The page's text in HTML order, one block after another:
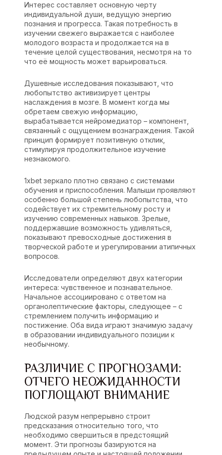
Интерес составляет основную черту
индивидуальной души, ведущую энергию
познания и прогресса. Такая потребность в
изучении свежего выражается с наиболее
молодого возраста и продолжается на в
течение целой существования, несмотря на то
что её мощность может варьироваться.
Душевные исследования показывают, что
любопытство активизирует центры
наслаждения в мозге. В момент когда мы
обретаем свежую информацию,
вырабатывается нейромедиатор – компонент,
связанный с ощущением вознаграждения. Такой
принцип формирует позитивную отклик,
стимулируя продолжительное изучение
незнакомого.
1xbet зеркало плотно связано с системами
обучения и приспособления. Малыши проявляют
особенно большой степень любопытства, что
содействует их стремительному росту и
изучению современных навыков. Зрелые,
поддержавшие возможность удивляться,
показывают превосходные достижения в
творческой работе и урегулировании атипичных
вопросов.
Исследователи определяют двух категории
интереса: чувственное и познавательное.
Начальное ассоциировано с ответом на
органолептические факторы, следующее – с
стремлением получить информацию и
постижение. Оба вида играют значимую задачу
в образовании индивидуального позиции к
необычному.
РАЗЛИЧИЕ С ПРОГНОЗАМИ:
ОТЧЕГО НЕОЖИДАННОСТИ
ПОГЛОЩАЮТ ВНИМАНИЕ
Людской разум непрерывно строит
предсказания относительно того, что
необходимо свершиться в предстоящий
момент. Эти прогнозы базируются на